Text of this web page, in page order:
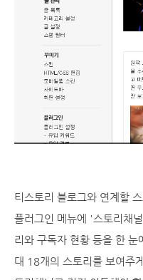
티스토리 블로그와 연계할
플러그인 메뉴에 '스토리채
리와 구독자 현황 등을 한 눈
대 18개의 스토리를 보여주